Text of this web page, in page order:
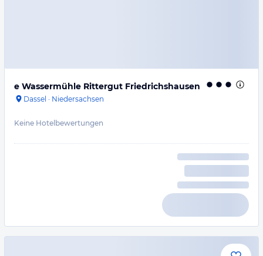
e Wassermühle Rittergut Friedrichshausen
Dassel · Niedersachsen
Keine Hotelbewertungen